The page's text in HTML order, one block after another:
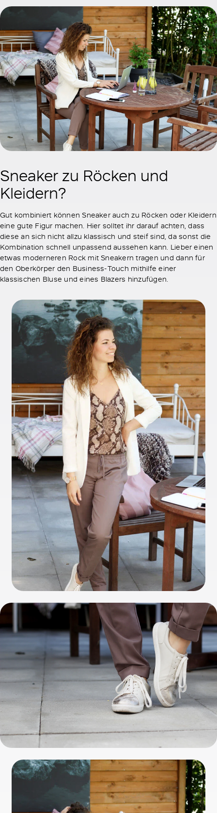
Sneaker zu Röcken und
Kleidern?
Gut kombiniert können Sneaker auch zu Röcken oder Kleidern
eine gute Figur machen. Hier solltet ihr darauf achten, dass
diese an sich nicht allzu klassisch und steif sind, da sonst die
Kombination schnell unpassend aussehen kann. Lieber einen
etwas moderneren Rock mit Sneakern tragen und dann für
den Oberkörper den Business-Touch mithilfe einer
klassischen Bluse und eines Blazers hinzufügen.